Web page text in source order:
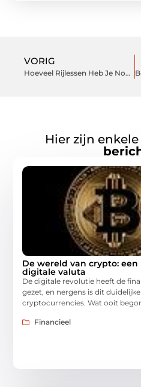
VORIG
Hoeveel Rijlessen Heb Je Nodig In Kwintsheul?
Hier zijn enkele
De wereld van crypto:
digitale valuta
De digitale revolutie heeft de
gezet, en nergens is dit
cryptocurrencies. Wat ooit
Financieel